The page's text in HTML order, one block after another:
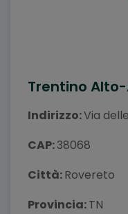
Trentino
Indirizzo:Via
CAP:38068
Città:Rovereto
Provincia:TN